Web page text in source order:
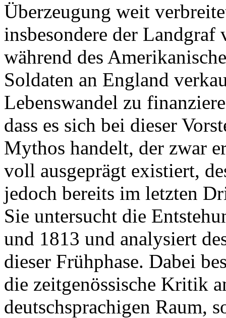
Überzeugung weit
insbesondere der Landgraf
während des
Soldaten an England
Lebenswandel zu
dass es sich bei dieser
Mythos handelt, der zwar
voll ausgeprägt existiert,
jedoch bereits im letzten
Sie untersucht die
und 1813 und analysiert
dieser Frühphase. Dabei
die zeitgenössische Kritik
deutschsprachigen Raum,